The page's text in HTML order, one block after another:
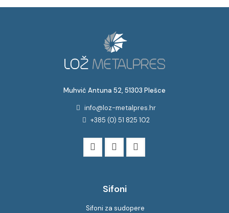
Muhvić Antuna 52, 51303 Plešce
info@loz-metalpres.hr
+385 (0) 51 825 102
Sifoni
Sifoni za sudopere